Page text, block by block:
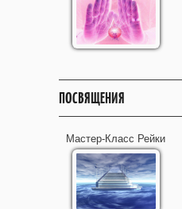
ПОСВЯЩЕНИЯ
Мастер-Класс Рейки